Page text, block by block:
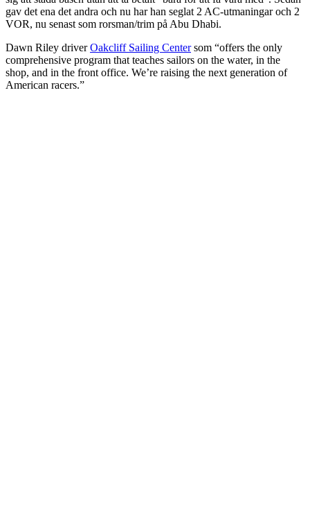
gav det ena det andra och nu har han seglat 2 AC-utmaningar och 2
VOR, nu senast som rorsman/trim på Abu Dhabi.
Dawn Riley driverOakcliff Sailing Centersom “offers the only
comprehensive program that teaches sailors on the water, in the
shop, and in the front office. We’re raising the next generation of
American racers.”